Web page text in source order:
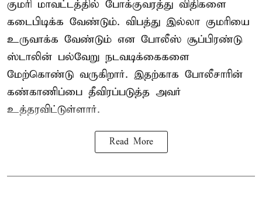
குமரி மாவட்டத்தில் போக்குவரத்து விதிகளை
கடைபிடிக்க வேண்டும். விபத்து இல்லா குமரியை
உருவாக்க வேண்டும் என போலீஸ் சூப்பிரண்டு
ஸ்டாலின் பல்வேறு நடவடிக்கைகளை
மேற்கொண்டு வருகிறார். இதற்காக போலீசாரின்
கண்காணிப்பை தீவிரப்படுத்த அவர்
உத்தரவிட்டுள்ளார்.
Read More